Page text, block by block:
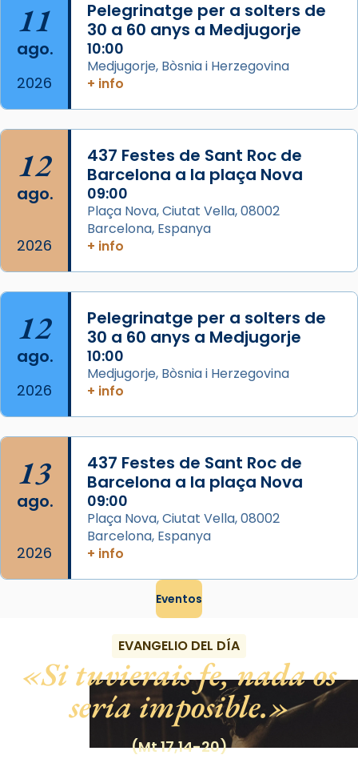
View on Facebook · Share
Arquebisbat de Barcelona
2 weeks ago
Acompanyant la història de sant Cugat, a
partir de l’Edat Mitjana sorgeix la tradició
que les santes Juliana (“relatiu a Júlia”) i
Semproniana (“relatiu a Semprònia =
eterna”) són deixebles seves. I l’any 1667, el
frare Joan Gaspar Roig, afirma en una obra
que les santes són filles de l’antiga Iluro.
Mataró en reivindicarà les relíq
Foto
View on Facebook ·
11
ago.
2026
Pelegrinatge per a solters de
30 a 60 anys a Medjugorje
10:00
Medjugorje, Bòsnia i Herzegovina
+ info
12
ago.
2026
437 Festes de Sant Roc de
Barcelona a la plaça Nova
09:00
Plaça Nova, Ciutat Vella, 08002
Barcelona, Espanya
+ info
12
ago.
2026
Pelegrinatge per a solters de
30 a 60 anys a Medjugorje
10:00
Medjugorje, Bòsnia i Herzegovina
+ info
13
ago.
2026
437 Festes de Sant Roc de
Barcelona a la plaça Nova
09:00
Plaça Nova, Ciutat Vella, 08002
Barcelona, Espanya
+ info
Eventos
EVANGELIO DEL DÍA
Si tuvierais fe, nada os
sería imposible.
(Mt 17,14-20)